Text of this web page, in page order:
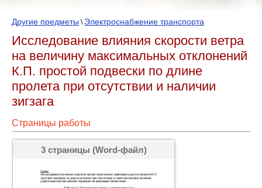
Другие предметы \ Электроснабжение транспорта
Исследование влияния скорости ветра
на величину максимальных отклонений
К.П. простой подвески по длине
пролета при отсутствии и наличии
зигзага
Страницы работы
3 страницы (Word-файл)